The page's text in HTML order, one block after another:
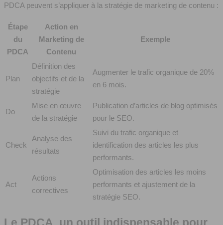
PDCA peuvent s’appliquer à la stratégie de marketing de contenu :
Étape
du
PDCA
Action en
Marketing de
Contenu
Exemple
Plan
Définition des
objectifs et de la
stratégie
Augmenter le trafic organique de 20%
en 6 mois.
Do
Mise en œuvre
de la stratégie
Publication d’articles de blog optimisés
pour le SEO.
Check
Analyse des
résultats
Suivi du trafic organique et
identification des articles les plus
performants.
Act
Actions
correctives
Optimisation des articles les moins
performants et ajustement de la
stratégie SEO.